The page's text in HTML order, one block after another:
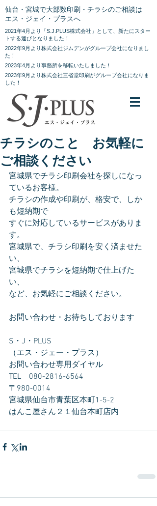
仙台・宮城で大部数印刷・チラシのご相談は
エス・ジェイ・プラスへ
2021年4月より「S.J.PLUS株式会社」として、新たにスター
トする運びとなりました！
2022年9月より株式会社ジムデンがグループ会社になりまし
た！
2023年4月より事務所を移転いたしました！
2023年9月より株式会社三省堂印刷がグループ会社になりま
した！
チラシのこと お気軽に
ご相談ください
宮城県でチラシ印刷会社を探しになっ
ているお客様。
チラシの作成や印刷が、格安で、しか
も短納期で
すぐに対応しているサービスがありま
す。
宮城県で、チラシ印刷を安く済ませた
い、
宮城県でチラシを短納期で仕上げた
い、
など、お気軽にご相談ください。
お問い合わせ・お待ちしております
S・J・PLUS
（エス・ジェー・プラス）
お問い合わせ専用ダイヤル
TEL　080-2816-6564
〒980-0014
宮城県仙台市青葉区本町1-5-2
はんこ屋さん２１仙台本町店内